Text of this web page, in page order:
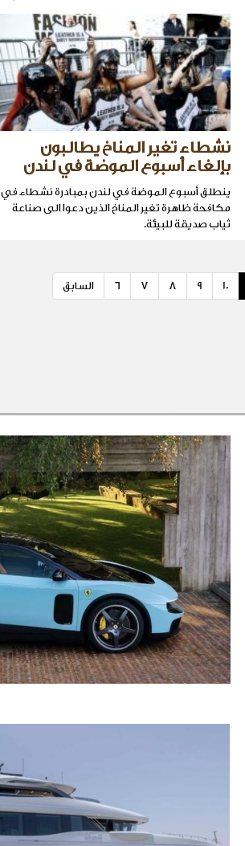
نشطاء تغير المناخ يطالبون
بإلغاء أسبوع الموضة في لندن
ينطلق أسبوع الموضة في لندن بمبادرة نشطاء في
مكافحة ظاهرة تغير المناخ الذين دعوا الى صناعة
ثياب صديقة للبيئة.
السابق 6 7 8 9 10